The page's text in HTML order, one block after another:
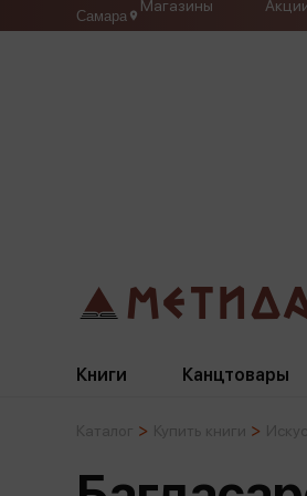
Самара
Магазины
Книги Канцтовары